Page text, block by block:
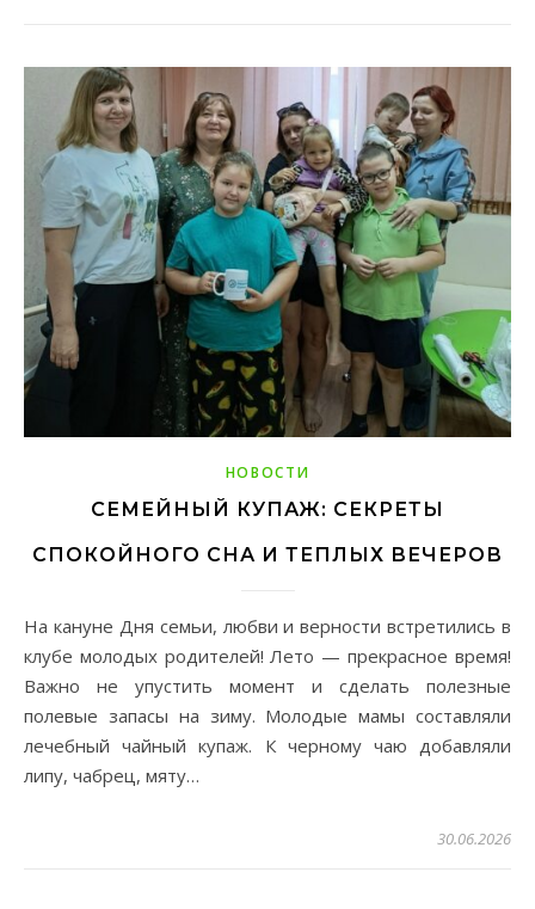
НОВОСТИ
СЕМЕЙНЫЙ КУПАЖ: СЕКРЕТЫ
СПОКОЙНОГО СНА И ТЕПЛЫХ ВЕЧЕРОВ
На кануне Дня семьи, любви и верности встретились в
клубе молодых родителей! Лето — прекрасное время!
Важно не упустить момент и сделать полезные
полевые запасы на зиму. Молодые мамы составляли
лечебный чайный купаж. К черному чаю добавляли
липу, чабрец, мяту…
30.06.2026